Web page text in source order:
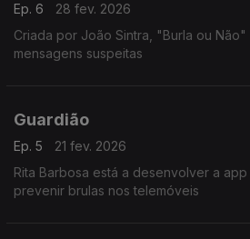
Ep. 6
28 fev. 2026
Criada por João Sintra, "Burla ou Não" ajuda a identificar
mensagens suspeitas
Guardião
Ep. 5
21 fev. 2026
Rita Barbosa está a desenvolver a
prevenir brulas nos telemóveis